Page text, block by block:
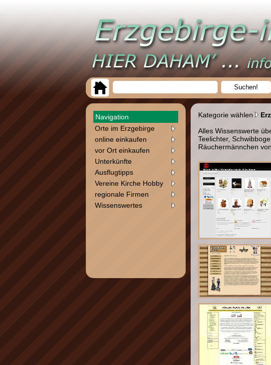
Navigation
Orte im Erzgebirge
online einkaufen
vor Ort einkaufen
Unterkünfte
Ausflugtipps
Vereine Kirche Hobby
regionale Firmen
Wissenswertes
Kategorie wählen
Alles Wissenswerte
Teelichter,
Räuchermännchen